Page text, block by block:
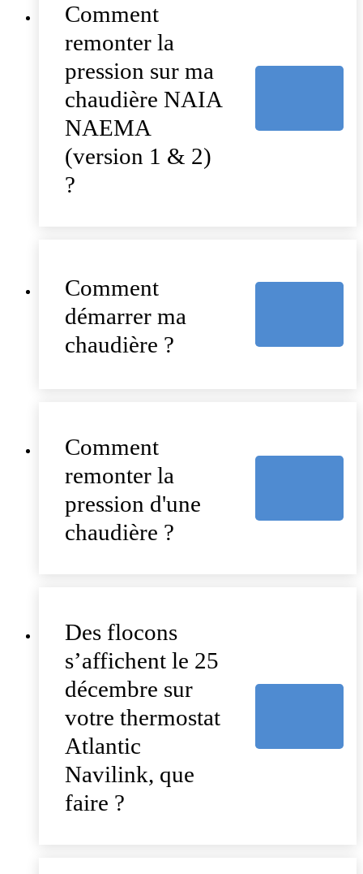
Comment
remonter la
pression sur ma
chaudière NAIA
NAEMA
(version 1 & 2)
?
Comment
démarrer ma
chaudière ?
Comment
remonter la
pression d'une
chaudière ?
Des flocons
s’affichent le 25
décembre sur
votre thermostat
Atlantic
Navilink, que
faire ?